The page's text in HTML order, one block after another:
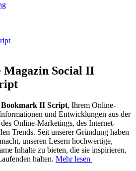
Magazin Social II
Bookmark II Script, Ihrem Online-
und Entwicklungen aus der
Online-Marketings, des Internet-
Trends. Seit unserer Gründung haben
unseren Lesern hochwertige,
Inhalte zu bieten, die sie inspirieren,
halten. Mehr lesen